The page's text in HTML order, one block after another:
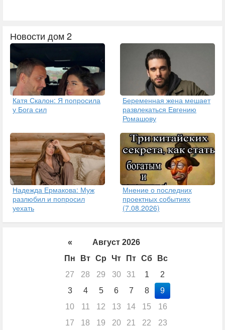
Новости дом 2
Катя Скалон: Я попросила
у Бога сил
Беременная жена мешает
развлекаться Евгению
Ромашову
Надежда Ермакова: Муж
разлюбил и попросил
уехать
Мнение о последних
проектных событиях
(7.08.2026)
«
Август 2026
Пн
Вт Ср Чт Пт Сб
Вс
27
28 29 30 31 1
2
3
4 5 6 7 8
9
10
11 12 13 14 15
16
17
18 19 20 21 22 23